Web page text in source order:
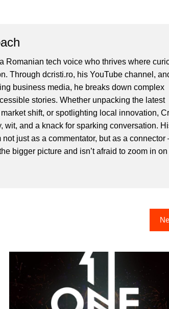
Romanian tech voice who thrives where
Through dcristi.ro, his YouTube channel,
business media, he breaks down complex
stories. Whether unpacking the latest
shift, or spotlighting local innovation,
wit, and a knack for sparking conversation.
just as a commentator, but as a
bigger picture and isn’t afraid to zoom in on